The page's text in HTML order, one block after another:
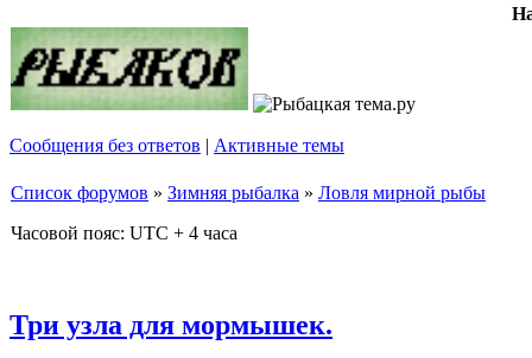
Сообщения без ответов | Активные темы
Список форумов » Зимняя рыбалка » Ловля мирной рыбы
Часовой пояс: UTC + 4 часа
Три узла для мормышек.